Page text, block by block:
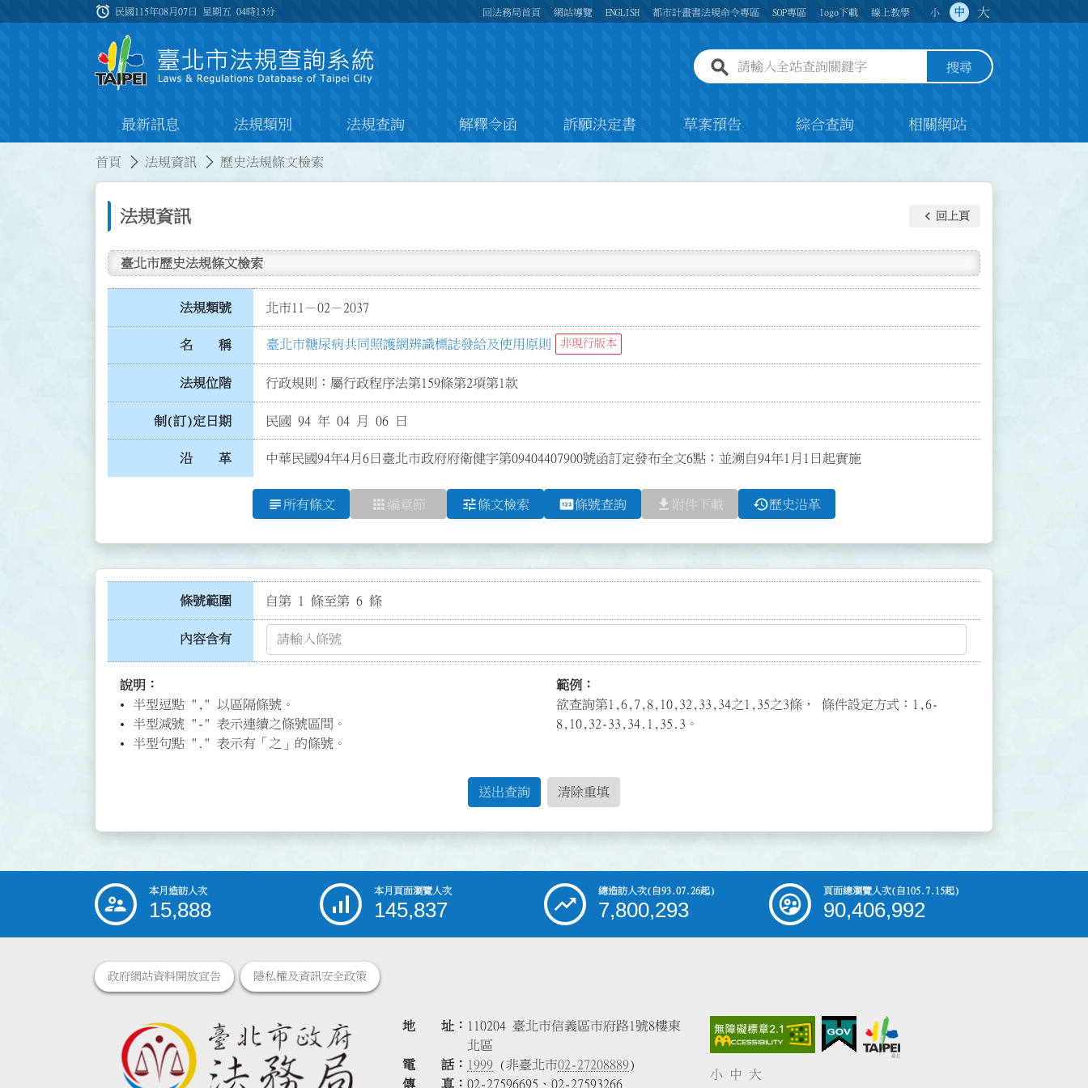
:::
alarm 民國115年08月07日 星期五04時13分 回法務局首頁 網站導覽 ENGLISH 都市計畫書法規命令專區 SOP專區 logo下載 線上教學 小 中 大
全站查詢關鍵字欄位 搜尋
最新訊息 法規類別 法規查詢 解釋令函 訴願決定書 草案預告 綜合查詢 相關網站
首頁 法規資訊 歷史法規條文檢索
法規資訊 keyboard_arrow_left 回上頁
臺北市歷史法規條文檢索
法規類號 北市11－02－2037
名 稱 臺北市糖尿病共同照護網辨識標誌發給及使用原則 非現行版本
法規位階 行政規則：屬行政程序法第159條第2項第1款
制(訂)定日期 民國 94 年 04 月 06 日
沿 革 中華民國94年4月6日臺北市政府府衛健字第09404407900號函訂定發布全文6點；並溯自94年1月1日起實施
subject 所有條文 apps 編章節 tune條文檢索 pin條號查詢 file_download 附件下載 history歷史沿革
條號範圍 自第 1 條至第 6 條
內容含有
說明：
半型逗點 "," 以區隔條號。
半型減號 "-" 表示連續之條號區間。
半型句點 "." 表示有「之」的條號。
範例：
欲查詢第1,6,7,8,10,32,33,34之1,35之3條， 條件設定方式：1,6-
8,10,32-33,34.1,35.3。
送出查詢 清除重填
::: 本月造訪人次
15,888
本月頁面瀏覽人次
145,837
總造訪人次(自93.07.26起)
7,800,293
頁面總瀏覽人次(自105.7.15起)
90,406,992
政府網站資料開放宣告 隱私權及資訊安全政策
地 址
110204 臺北市信義區市府路1號8樓東
北區
電 話
1999 (非臺北市02-27208889)
傳 真
02-27596695、02-27593266
小 中 大